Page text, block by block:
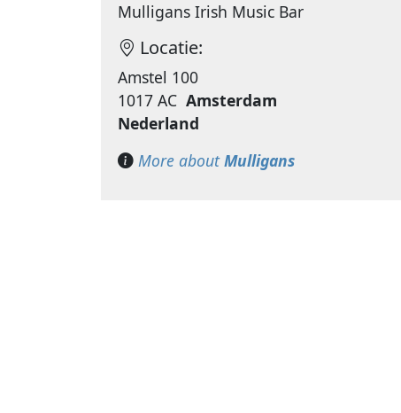
Mulligans Irish Music Bar
Locatie:
Amstel 100
1017 AC Amsterdam
Nederland
More aboutMulligans